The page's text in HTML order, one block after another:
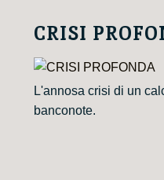
CRISI
L'annosa crisi di un
banconote.